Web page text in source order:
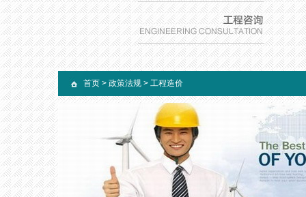
首页 > 政策法规 > 工程造价